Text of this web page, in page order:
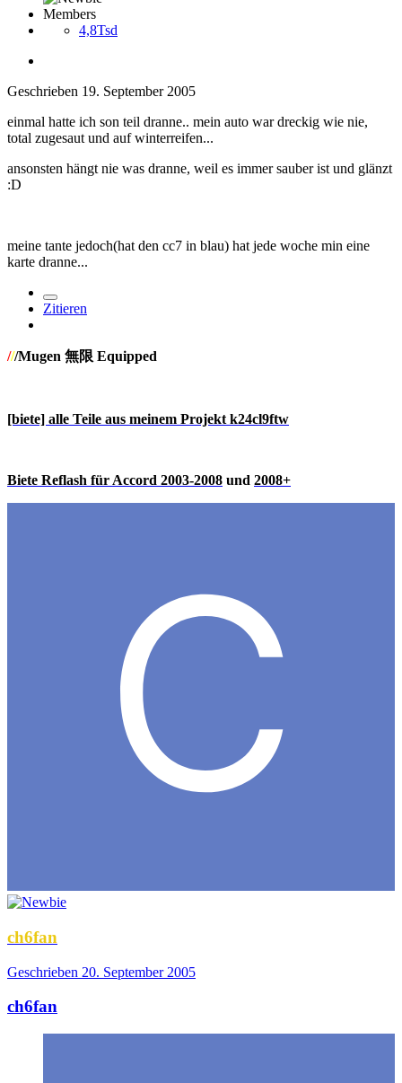
Members
4,8Tsd
Geschrieben 19. September 2005
einmal hatte ich son teil dranne.. mein auto war dreckig wie nie,
total zugesaut und auf winterreifen...
ansonsten hängt nie was dranne, weil es immer sauber ist und glänzt
:D
meine tante jedoch(hat den cc7 in blau) hat jede woche min eine
karte dranne...
Zitieren
///Mugen 無限 Equipped
[biete] alle Teile aus meinem Projekt k24cl9ftw
Biete Reflash für Accord 2003-2008 und 2008+
ch6fan
Geschrieben 20. September 2005
ch6fan